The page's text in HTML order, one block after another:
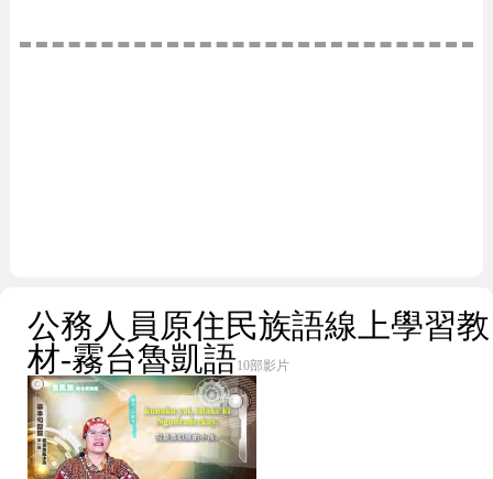
公務人員原住民族語線上學習教
材-霧台魯凱語10部影片